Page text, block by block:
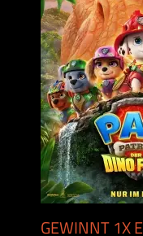
GEWINNT 1X